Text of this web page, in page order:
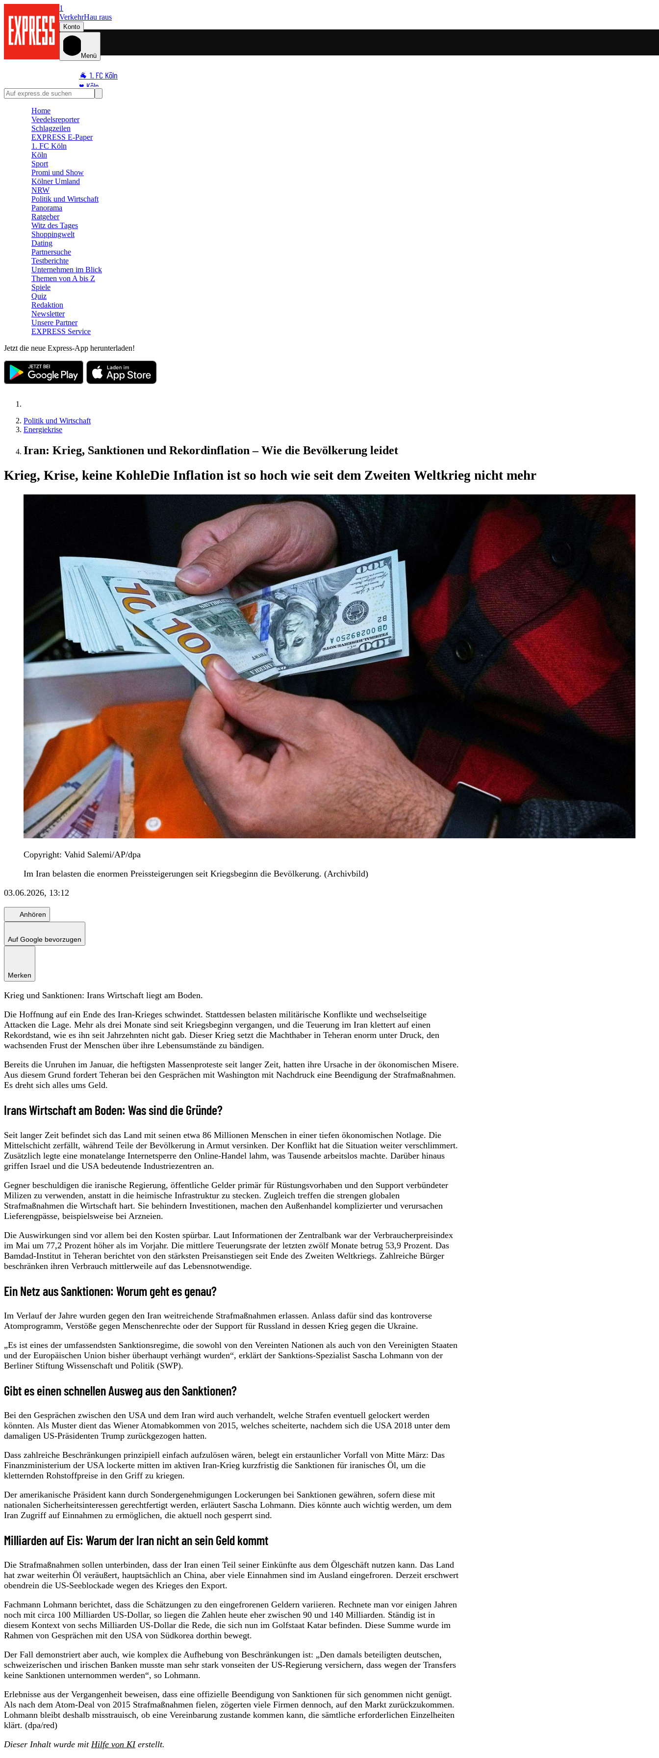
1
VerkehrHau raus
Konto
Menü
🐐 1. FC Köln
♥️ Köln
⭐ Promi
🛒 Shoppingwelt
🧩 Spiele
Home
Veedelsreporter
Schlagzeilen
EXPRESS E-Paper
1. FC Köln
Köln
Sport
Promi und Show
Kölner Umland
NRW
Politik und Wirtschaft
Panorama
Ratgeber
Witz des Tages
Shoppingwelt
Dating
Partnersuche
Testberichte
Unternehmen im Blick
Themen von A bis Z
Spiele
Quiz
Redaktion
Newsletter
Unsere Partner
EXPRESS Service
Jetzt die neue Express-App herunterladen!
Politik und Wirtschaft
Energiekrise
Iran: Krieg, Sanktionen und Rekordinflation – Wie die Bevölkerung leidet
Krieg, Krise, keine KohleDie Inflation ist so hoch wie seit dem Zweiten Weltkrieg nicht mehr
Copyright: Vahid Salemi/AP/dpa
Im Iran belasten die enormen Preissteigerungen seit Kriegsbeginn die Bevölkerung. (Archivbild)
03.06.2026, 13:12
Anhören
Auf Google bevorzugen
Merken
Krieg und Sanktionen: Irans Wirtschaft liegt am Boden.
Die Hoffnung auf ein Ende des Iran-Krieges schwindet. Stattdessen belasten militärische Konflikte und wechselseitige
Attacken die Lage. Mehr als drei Monate sind seit Kriegsbeginn vergangen, und die Teuerung im Iran klettert auf einen
Rekordstand, wie es ihn seit Jahrzehnten nicht gab. Dieser Krieg setzt die Machthaber in Teheran enorm unter Druck, den
wachsenden Frust der Menschen über ihre Lebensumstände zu bändigen.
Bereits die Unruhen im Januar, die heftigsten Massenproteste seit langer Zeit, hatten ihre Ursache in der ökonomischen Misere.
Aus diesem Grund fordert Teheran bei den Gesprächen mit Washington mit Nachdruck eine Beendigung der Strafmaßnahmen.
Es dreht sich alles ums Geld.
Irans Wirtschaft am Boden: Was sind die Gründe?
Seit langer Zeit befindet sich das Land mit seinen etwa 86 Millionen Menschen in einer tiefen ökonomischen Notlage. Die
Mittelschicht zerfällt, während Teile der Bevölkerung in Armut versinken. Der Konflikt hat die Situation weiter verschlimmert.
Zusätzlich legte eine monatelange Internetsperre den Online-Handel lahm, was Tausende arbeitslos machte. Darüber hinaus
griffen Israel und die USA bedeutende Industriezentren an.
Gegner beschuldigen die iranische Regierung, öffentliche Gelder primär für Rüstungsvorhaben und den Support verbündeter
Milizen zu verwenden, anstatt in die heimische Infrastruktur zu stecken. Zugleich treffen die strengen globalen
Strafmaßnahmen die Wirtschaft hart. Sie behindern Investitionen, machen den Außenhandel komplizierter und verursachen
Lieferengpässe, beispielsweise bei Arzneien.
Die Auswirkungen sind vor allem bei den Kosten spürbar. Laut Informationen der Zentralbank war der Verbraucherpreisindex
im Mai um 77,2 Prozent höher als im Vorjahr. Die mittlere Teuerungsrate der letzten zwölf Monate betrug 53,9 Prozent. Das
Bamdad-Institut in Teheran berichtet von den stärksten Preisanstiegen seit Ende des Zweiten Weltkriegs. Zahlreiche Bürger
beschränken ihren Verbrauch mittlerweile auf das Lebensnotwendige.
Ein Netz aus Sanktionen: Worum geht es genau?
Im Verlauf der Jahre wurden gegen den Iran weitreichende Strafmaßnahmen erlassen. Anlass dafür sind das kontroverse
Atomprogramm, Verstöße gegen Menschenrechte oder der Support für Russland in dessen Krieg gegen die Ukraine.
„Es ist eines der umfassendsten Sanktionsregime, die sowohl von den Vereinten Nationen als auch von den Vereinigten Staaten
und der Europäischen Union bisher überhaupt verhängt wurden“, erklärt der Sanktions-Spezialist Sascha Lohmann von der
Berliner Stiftung Wissenschaft und Politik (SWP).
Gibt es einen schnellen Ausweg aus den Sanktionen?
Bei den Gesprächen zwischen den USA und dem Iran wird auch verhandelt, welche Strafen eventuell gelockert werden
könnten. Als Muster dient das Wiener Atomabkommen von 2015, welches scheiterte, nachdem sich die USA 2018 unter dem
damaligen US-Präsidenten Trump zurückgezogen hatten.
Dass zahlreiche Beschränkungen prinzipiell einfach aufzulösen wären, belegt ein erstaunlicher Vorfall von Mitte März: Das
Finanzministerium der USA lockerte mitten im aktiven Iran-Krieg kurzfristig die Sanktionen für iranisches Öl, um die
kletternden Rohstoffpreise in den Griff zu kriegen.
Der amerikanische Präsident kann durch Sondergenehmigungen Lockerungen bei Sanktionen gewähren, sofern diese mit
nationalen Sicherheitsinteressen gerechtfertigt werden, erläutert Sascha Lohmann. Dies könnte auch wichtig werden, um dem
Iran Zugriff auf Einnahmen zu ermöglichen, die aktuell noch gesperrt sind.
Milliarden auf Eis: Warum der Iran nicht an sein Geld kommt
Die Strafmaßnahmen sollen unterbinden, dass der Iran einen Teil seiner Einkünfte aus dem Ölgeschäft nutzen kann. Das Land
hat zwar weiterhin Öl veräußert, hauptsächlich an China, aber viele Einnahmen sind im Ausland eingefroren. Derzeit erschwert
obendrein die US-Seeblockade wegen des Krieges den Export.
Fachmann Lohmann berichtet, dass die Schätzungen zu den eingefrorenen Geldern variieren. Rechnete man vor einigen Jahren
noch mit circa 100 Milliarden US-Dollar, so liegen die Zahlen heute eher zwischen 90 und 140 Milliarden. Ständig ist in
diesem Kontext von sechs Milliarden US-Dollar die Rede, die sich nun im Golfstaat Katar befinden. Diese Summe wurde im
Rahmen von Gesprächen mit den USA von Südkorea dorthin bewegt.
Der Fall demonstriert aber auch, wie komplex die Aufhebung von Beschränkungen ist: „Den damals beteiligten deutschen,
schweizerischen und irischen Banken musste man sehr stark vonseiten der US-Regierung versichern, dass wegen der Transfers
keine Sanktionen unternommen werden“, so Lohmann.
Erlebnisse aus der Vergangenheit beweisen, dass eine offizielle Beendigung von Sanktionen für sich genommen nicht genügt.
Als nach dem Atom-Deal von 2015 Strafmaßnahmen fielen, zögerten viele Firmen dennoch, auf den Markt zurückzukommen.
Lohmann bleibt deshalb misstrauisch, ob eine Vereinbarung zustande kommen kann, die sämtliche erforderlichen Einzelheiten
klärt. (dpa/red)
Dieser Inhalt wurde mit Hilfe von KIerstellt.